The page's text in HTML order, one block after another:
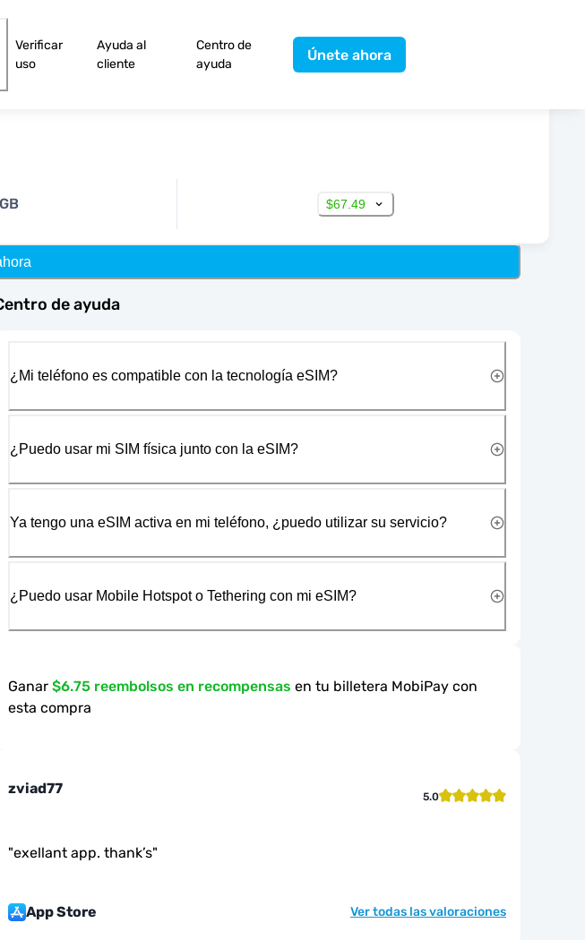
Verificar
uso
Ayuda al
cliente
Centro de
ayuda
Únete ahora
$67.49
de ayuda
¿Mi teléfono es compatible con la tecnología eSIM?
¿Puedo usar mi SIM física junto con la eSIM?
Ya tengo una eSIM activa en mi teléfono, ¿puedo utilizar su servicio?
¿Puedo usar Mobile Hotspot o Tethering con mi eSIM?
Ganar $6.75 reembolsos en recompensas en tu billetera MobiPay con
esta compra
zviad77 5.0
"exellant app. thank’s"
App Store Ver todas las valoraciones